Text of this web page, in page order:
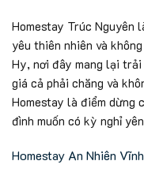
Homestay Trúc Nguyên
yêu thiên nhiên và
Hy, nơi đây mang lại
giá cả phải chăng và
Homestay là điểm dừng
đình muốn có kỳ nghỉ
Homestay An Nhiên